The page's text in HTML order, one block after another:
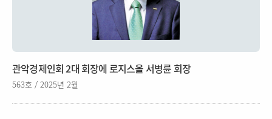
관악경제인회 2대 회장에 로지스올 서병륜 회장
563호 / 2025년 2월